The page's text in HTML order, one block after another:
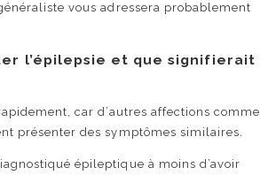
vous adressera probablement
l’épilepsie et que signifierait
car d’autres affections comme
présenter des symptômes similaires.
épileptique à moins d’avoir